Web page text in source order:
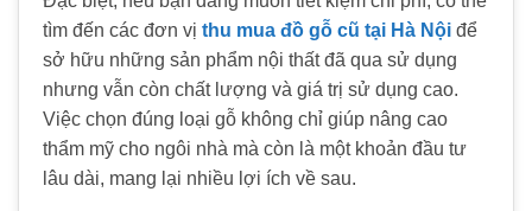
tìm đến các đơn vị thu mua đồ gỗ cũ tại Hà Nội để
sở hữu những sản phẩm nội thất đã qua sử dụng
nhưng vẫn còn chất lượng và giá trị sử dụng cao.
Việc chọn đúng loại gỗ không chỉ giúp nâng cao
thẩm mỹ cho ngôi nhà mà còn là một khoản đầu tư
lâu dài, mang lại nhiều lợi ích về sau.